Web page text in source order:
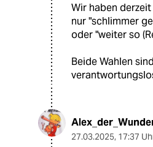
Wir haben
nur "schlimmer
oder "weiter so
Beide Wahlen
27.03.2025, 17:37